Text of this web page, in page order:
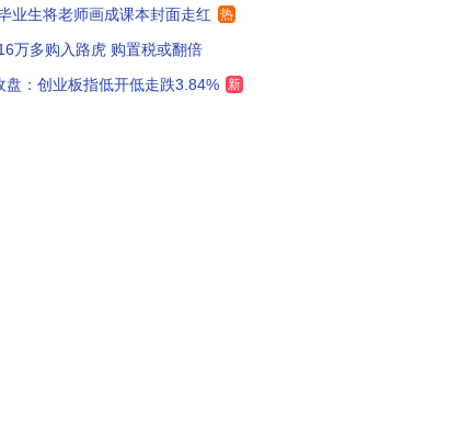
意思，我就想就现在这情况囊会不会发霉
133
疆
业生将老师画成课本封面走红 热
万多购入路虎 购置税或翻倍
盘：创业板指低开低走跌3.84% 新